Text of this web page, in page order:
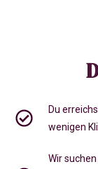
Du
wenigen
Wir